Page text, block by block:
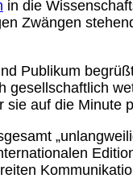
in die
Zwängen
Publikum
auf die